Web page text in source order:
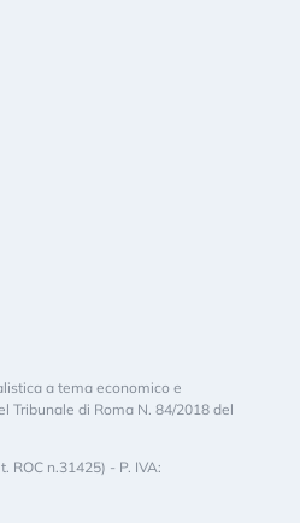
a tema economico e
Tribunale di Roma N. 84/2018 del
ROC n.31425) - P. IVA: